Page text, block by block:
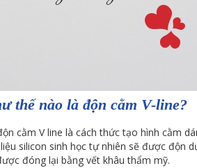
thế nào là độn cằm V-line?
cằm V line là cách thức tạo hình cằm
silicon sinh học tự nhiên sẽ được độn
đóng lại bằng vết khâu thẩm mỹ.